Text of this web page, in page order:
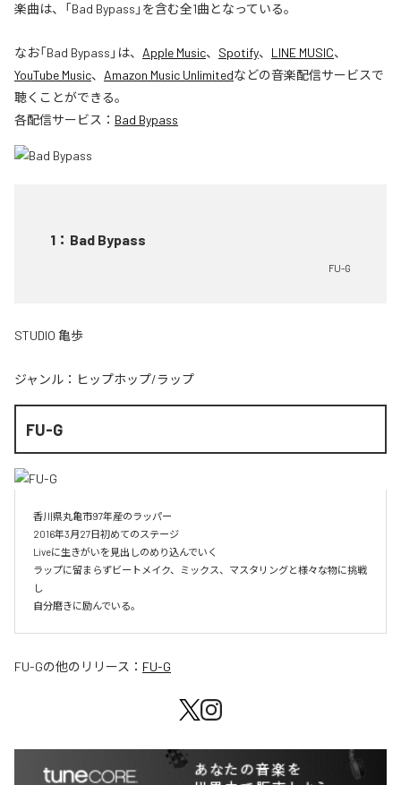
楽曲は、「Bad Bypass」を含む全1曲となっている。
なお「Bad Bypass 」は、 Apple Music、 Spotify、 LINE MUSIC、
YouTube Music、 Amazon Music Unlimitedなどの音楽配信サービスで
聴くことができる。
各配信サービス： Bad Bypass
1 ： Bad Bypass
FU-G
STUDIO 亀歩
ジャンル： ヒップホップ/ラップ
FU-G
香川県丸亀市97年産のラッパー
2016年3月27日初めてのステージ
Liveに生きがいを見出しのめり込んでいく
ラップに留まらずビートメイク、ミックス、マスタリングと様々な物に挑戦
し
自分磨きに励んでいる。
FU-Gの他のリリース： FU-G